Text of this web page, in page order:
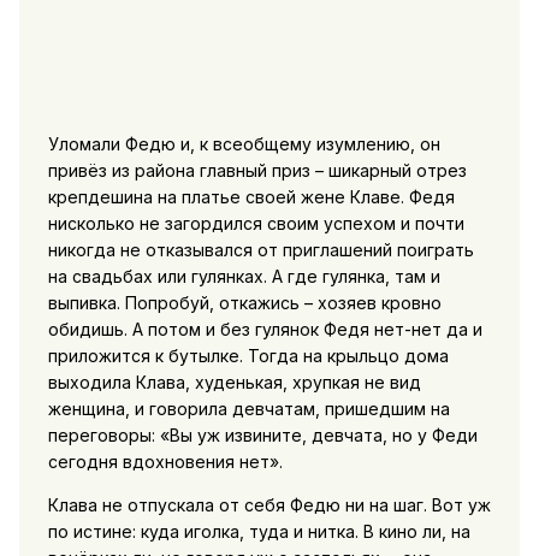
Уломали Федю и, к всеобщему изумлению, он
привёз из района главный приз – шикарный отрез
крепдешина на платье своей жене Клаве. Федя
нисколько не загордился своим успехом и почти
никогда не отказывался от приглашений поиграть
на свадьбах или гулянках. А где гулянка, там и
выпивка. Попробуй, откажись – хозяев кровно
обидишь. А потом и без гулянок Федя нет-нет да и
приложится к бутылке. Тогда на крыльцо дома
выходила Клава, худенькая, хрупкая не вид
женщина, и говорила девчатам, пришедшим на
переговоры: «Вы уж извините, девчата, но у Феди
сегодня вдохновения нет».
Клава не отпускала от себя Федю ни на шаг. Вот уж
по истине: куда иголка, туда и нитка. В кино ли, на